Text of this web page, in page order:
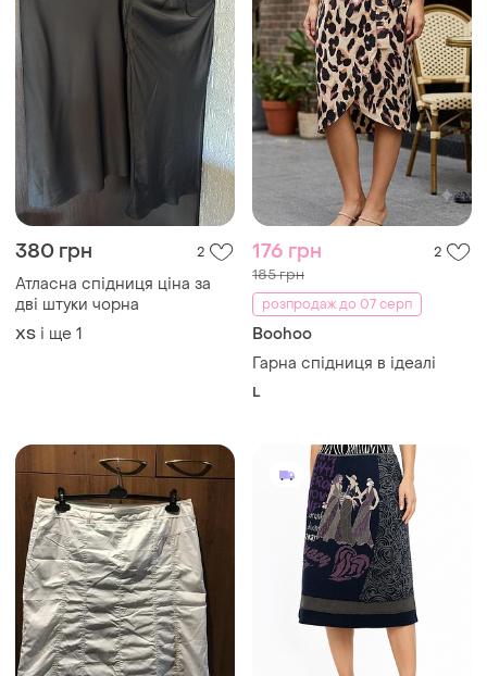
65 грн 0
80 грн
Юбка женская
350 грн 3
Love & love, спідниця
трикотажна з
дизайнерським принтом.
L і ще 1
380 грн 3
400 грн
розпродаж до 07 серп
Reine Schurwolle
Жіноча картата спідниця у
кругову складку з
250 грн
Mango
Спідниця жіноча сірого
кольору олівець від бренду
mango s m